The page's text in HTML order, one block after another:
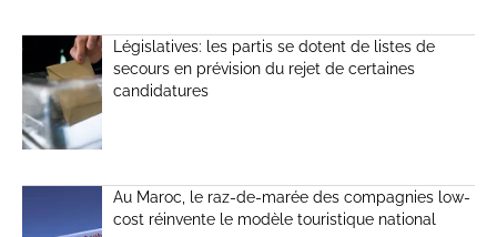
Législatives: les partis se dotent de listes de
secours en prévision du rejet de certaines
candidatures
Au Maroc, le raz-de-marée des compagnies low-
cost réinvente le modèle touristique national